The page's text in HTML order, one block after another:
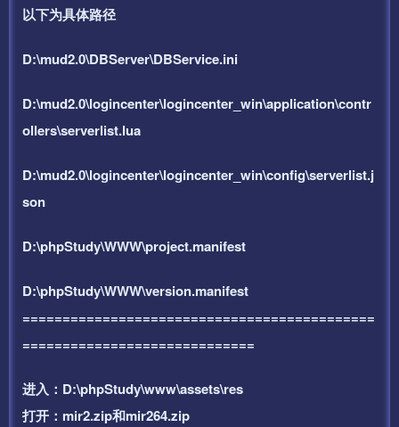
以下为具体路径
D:\mud2.0\DBServer\DBService.ini
D:\mud2.0\logincenter\logincenter_win\application\contr
ollers\serverlist.lua
D:\mud2.0\logincenter\logincenter_win\config\serverlist.j
son
D:\phpStudy\WWW\project.manifest
D:\phpStudy\WWW\version.manifest
============================================
=============================
进入：D:\phpStudy\www\assets\res
打开：mir2.zip和mir264.zip